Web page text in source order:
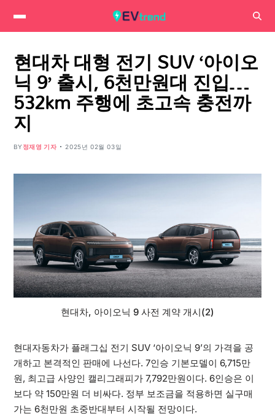
현대차 대형 전기 SUV ‘아이오
닉 9’ 출시, 6천만원대 진입…
532km 주행에 초고속 충전까
지
BY 정재영 기자 2025년 02월 03일
현대차, 아이오닉 9 사전 계약 개시(2)
현대자동차가 플래그십 전기 SUV ‘아이오닉 9’의 가격을 공
개하고 본격적인 판매에 나선다. 7인승 기본모델이 6,715만
원, 최고급 사양인 캘리그래피가 7,792만원이다. 6인승은 이
보다 약 150만원 더 비싸다. 정부 보조금을 적용하면 실구매
가는 6천만원 초중반대부터 시작될 전망이다.